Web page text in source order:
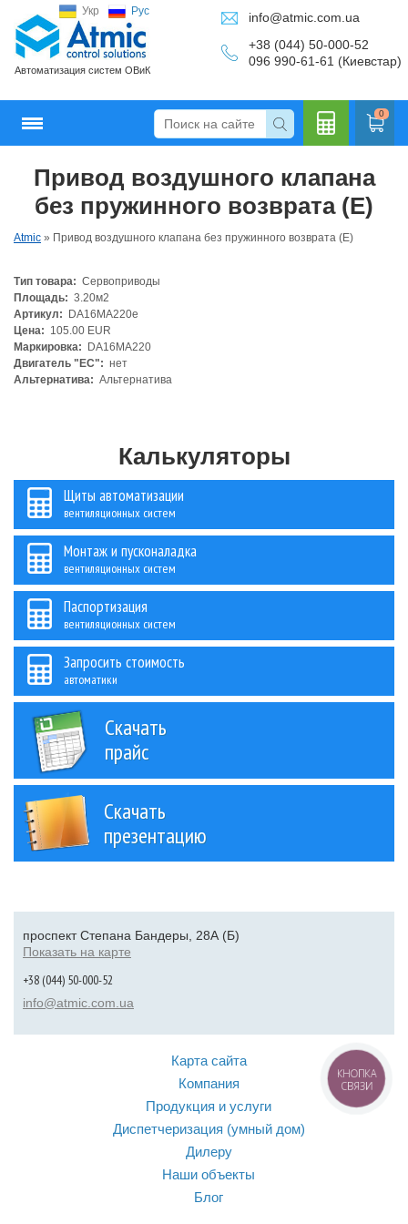
Укр Рус
Автоматизация систем ОВиК
info@atmic.com.ua
+38 (044) 50-000-52
096 990-61-61 (Киевстар)
0
Привод воздушного клапана
без пружинного возврата (E)
Atmic » Привод воздушного клапана без пружинного возврата (E)
Тип товара: Сервоприводы
Площадь: 3.20м2
Артикул:
DA16MA220e
Цена: 105.00 EUR
Маркировка:
DA16MA220
Двигатель "ЕС": нет
Альтернатива: Альтернатива
Калькуляторы
Щиты автоматизации
вентиляционных систем
Монтаж и пусконаладка
вентиляционных систем
Паспортизация
вентиляционных систем
Запросить стоимость
автоматики
Скачать
прайс
Скачать
презентацию
проспект Степана Бандеры, 28А (Б)
Показать на карте
+38 (044) 50-000-52
info@atmic.com.ua
Карта сайта
Компания
Продукция и услуги
Диспетчеризация (умный дом)
Дилеру
Наши объекты
Блог
КНОПКА
СВЯЗИ